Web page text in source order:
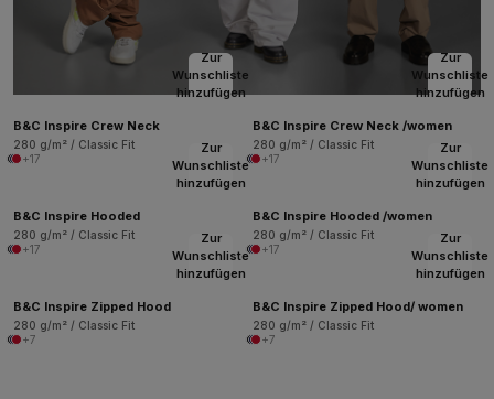
Zur
Wunschliste
hinzufügen
B&C Inspire Crew Neck
280 g/m² / Classic Fit
+17
Zur
Wunschliste
hinzufügen
B&C Inspire Crew Neck /women
280 g/m² / Classic Fit
+17
Zur
Wunschliste
hinzufügen
B&C Inspire Hooded
280 g/m² / Classic Fit
+17
Zur
Wunschliste
hinzufügen
B&C Inspire Hooded /women
280 g/m² / Classic Fit
+17
Zur
Wunschliste
hinzufügen
B&C Inspire Zipped Hood
280 g/m² / Classic Fit
+7
Zur
Wunschliste
hinzufügen
B&C Inspire Zipped Hood/ women
280 g/m² / Classic Fit
+7